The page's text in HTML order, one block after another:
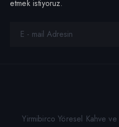
etmek istiyoruz.
Yirmibirco Yöresel Kahve ve